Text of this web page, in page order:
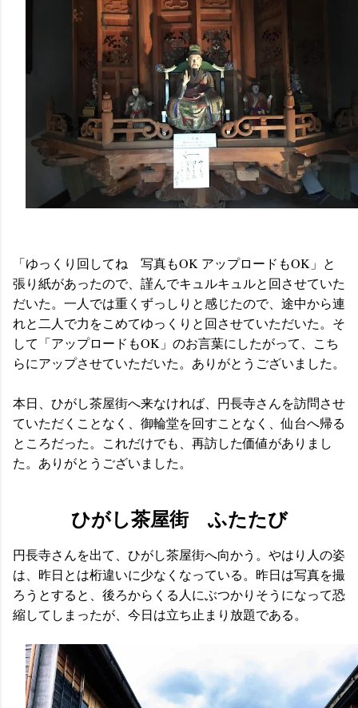
「ゆっくり回してね 写真もOK アップロードもOK」と
張り紙があったので、謹んでキュルキュルと回させていた
だいた。一人では重くずっしりと感じたので、途中から連
れと二人で力をこめてゆっくりと回させていただいた。そ
して「アップロードもOK」のお言葉にしたがって、こち
らにアップさせていただいた。ありがとうございました。
本日、ひがし茶屋街へ来なければ、円長寺さんを訪問させ
ていただくことなく、御輪堂を回すことなく、仙台へ帰る
ところだった。これだけでも、再訪した価値がありまし
た。ありがとうございました。
ひがし茶屋街 ふたたび
円長寺さんを出て、ひがし茶屋街へ向かう。やはり人の姿
は、昨日とは桁違いに少なくなっている。昨日は写真を撮
ろうとすると、後ろからくる人にぶつかりそうになって恐
縮してしまったが、今日は立ち止まり放題である。